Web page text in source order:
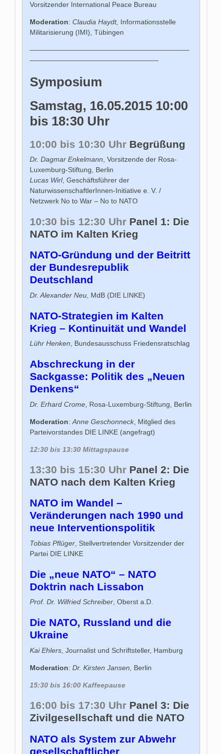
Vorsitzender International Peace Bureau
Moderation:Claudia Haydt, Informationsstelle
Militarisierung (IMI), Tübingen
———————————————————————
——————————————————–
Symposium
Samstag, 16.05.2015 10:00
bis 18:30 Uhr
10:00 bis 10:30 Uhr Begrüßung
Dr. Dagmar Enkelmann, Vorsitzende der Rosa-
Luxemburg-Stiftung, Berlin
Lucas Wirl, Geschäftsführer der
NaturwissenschaftlerInnen-Initiative e. V. /
Netzwerk No to War – No to NATO
10:30 bis 12:30 Uhr Panel 1: Die
NATO im Kalten Krieg
NATO-Gründung und der Beitritt
der Bundesrepublik
Deutschland
Dr. Alexander Neu , MdB (DIE LINKE)
NATO-Strategien im Kalten
Krieg – Kontinuität und Wandel
Lühr Henken, Bundesausschuss Friedensratschlag
Abschreckung in der
Sackgasse: Politik des „Neuen
Denkens“
Dr. Erhard Crome , Rosa-Luxemburg-Stiftung, Berlin
Moderation:Anne Geschonneck, Mitglied des
Parteivorstandes DIE LINKE (angefragt)
12:30 bis 13:30 Mittagspause
13:30 bis 15:30 Uhr Panel 2: Die
NATO nach dem Kalten Krieg
NATO im Wandel –
Veränderungen nach 1990 und
neue Interventionspolitik
Tobias Pflüger, Stellvertretender Vorsitzender der
Partei DIE LINKE
Die „neue NATO“ – NATO
Doktrin nach Lissabon
Prof. Dr. Wilfried Schreiber, Oberst a.D.
Die NATO, Russland und die
Ukraine
Kai Ehlers , Journalist und Schriftsteller, Hamburg
Moderation:Dr. Kirsten Jansen, Berlin
15:30 bis 16:00 Kaffeepause
16:00 bis 17:30 Uhr Panel 3: Die
Zivilgesellschaft und die NATO
NATO als System zur Abwehr
gesellschaftlicher